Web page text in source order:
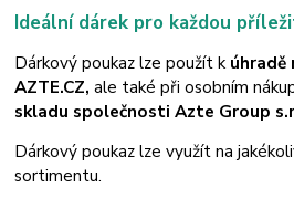
Ideální dárek pro každou
Dárkový poukaz lzepoužít kúhradě
AZTE.CZ,ale také při osobním
skladu společnosti Azte Group
Dárkový poukaz lze využít na
sortimentu.